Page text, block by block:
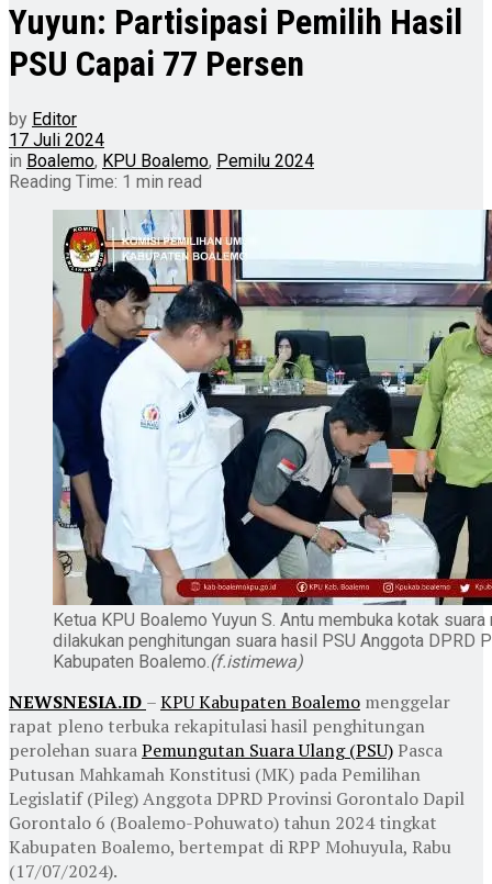
Yuyun: Partisipasi Pemilih Hasil
PSU Capai 77 Persen
by Editor
17 Juli 2024
in Boalemo, KPU Boalemo, Pemilu 2024
Reading Time: 1 min read
Ketua KPU Boalemo Yuyun S. Antu membuka kotak
dilakukan penghitungan suara hasil PSU Anggota DPRD
Kabupaten Boalemo.(f.istimewa)
NEWSNESIA.ID –KPU Kabupaten Boalemo menggelar
rapat pleno terbuka rekapitulasi hasil penghitungan
perolehan suaraPemungutan Suara Ulang (PSU)Pasca
Putusan Mahkamah Konstitusi (MK) pada Pemilihan
Legislatif (Pileg) Anggota DPRD Provinsi Gorontalo Dapil
Gorontalo 6 (Boalemo-Pohuwato) tahun 2024 tingkat
Kabupaten Boalemo, bertempat di RPP Mohuyula, Rabu
(17/07/2024).